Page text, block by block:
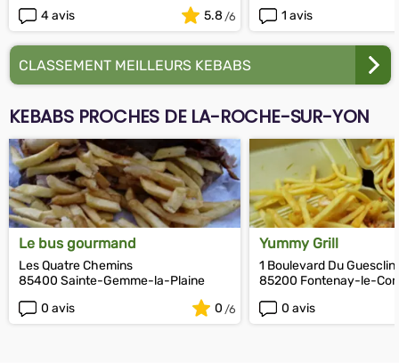
4 avis
5.8
1 avis
CLASSEMENT MEILLEURS KEBABS
KEBABS PROCHES DE LA-ROCHE-SUR-YON
Le bus gourmand
Les Quatre Chemins
85400 Sainte-Gemme-la-Plaine
0 avis
0
Yummy Grill
1 Boulevard Du Guesclin
85200 Fontenay-le-
0 avis